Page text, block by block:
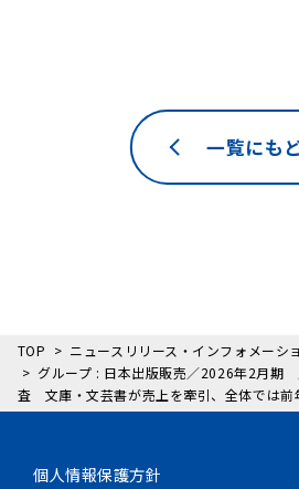
一覧にも
TOP
ニュースリリース・インフォメーシ
グループ : 日本出版販売／2026年2月期
査 文庫・文芸書が売上を牽引、全体では前
個人情報保護方針